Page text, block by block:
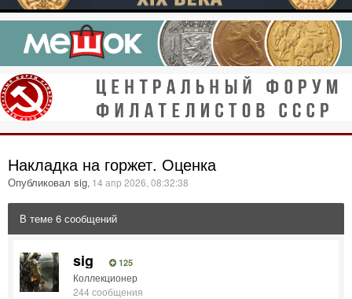
Накладка на горжет. Оценка
Опубликовал sig, 14 апр 2026, 08:32:38
В теме 6 сообщений
sig 125
Коллекционер
244 сообщения